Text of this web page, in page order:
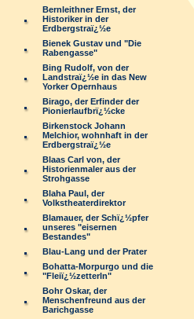
Bernleithner Ernst, der
Historiker in der
Erdbergstraï¿½e
Bienek Gustav und "Die
Rabengasse"
Bing Rudolf, von der
Landstraï¿½e in das New
Yorker Opernhaus
Birago, der Erfinder der
Pionierlaufbrï¿½cke
Birkenstock Johann
Melchior, wohnhaft in der
Erdbergstraï¿½e
Blaas Carl von, der
Historienmaler aus der
Strohgasse
Blaha Paul, der
Volkstheaterdirektor
Blamauer, der Schï¿½pfer
unseres "eisernen
Bestandes"
Blau-Lang und der Prater
Bohatta-Morpurgo und die
"Fleiï¿½zetterln"
Bohr Oskar, der
Menschenfreund aus der
Barichgasse